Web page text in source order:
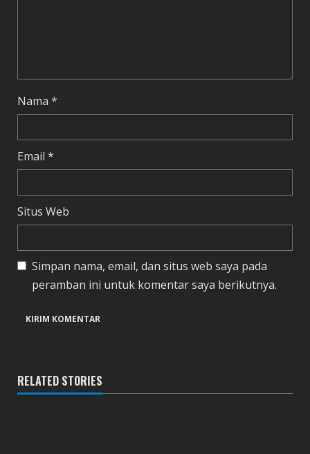
Nama *
Email *
Situs Web
Simpan nama, email, dan situs web saya pada
peramban ini untuk komentar saya berikutnya.
RELATED STORIES